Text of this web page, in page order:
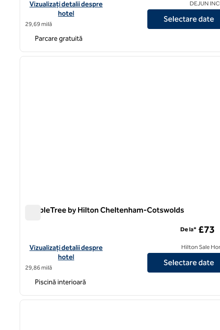
Vizualizați detaliile hotelului The Retreat at Elcot Park, un hotel
Vizualizați detalii despre
hotel
29,69 milă
DEJUN
Selectare date
Parcare gratuită
1 din 12
DoubleTree by Hilton Cheltenham-Cotswolds
Vizualizați detaliile hotelului pentru DoubleTree by Hilton
Vizualizați detalii despre
hotel
29,86 milă
De la* £73
Hilton Sale
Selectare date
Piscină interioară
1 din 12